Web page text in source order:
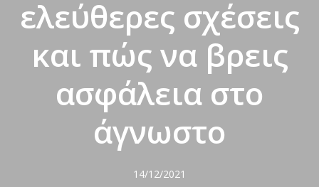
ελεύθερες σχέσεις
και πώς να βρεις
ασφάλεια στο
άγνωστο
14/12/2021